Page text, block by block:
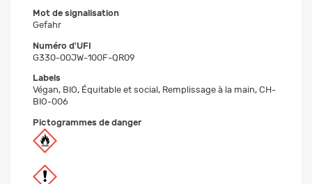
Mot de signalisation
Gefahr
Numéro d'UFI
G330-00JW-100F-QR09
Labels
Végan, BIO, Équitable et social, Remplissage à la main, CH-
BIO-006
Pictogrammes de danger